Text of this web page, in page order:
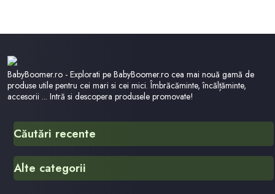
BabyBoomer.ro - Explorati pe BabyBoomer.ro cea mai nouă gamă de
produse utile pentru cei mari si cei mici. Îmbrăcăminte, încălțăminte,
accesorii ... Intră si descopera produsele promovate!
Căutări recente
Accesorii Barbati
Robot Lexie Book
Who Dunnit
Alte categorii